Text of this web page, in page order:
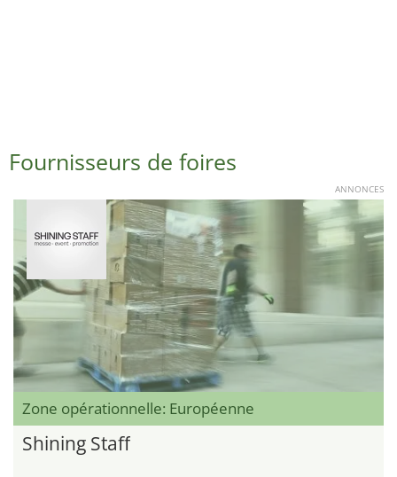
Fournisseurs de foires
ANNONCES
Zone opérationnelle: Européenne
Shining Staff